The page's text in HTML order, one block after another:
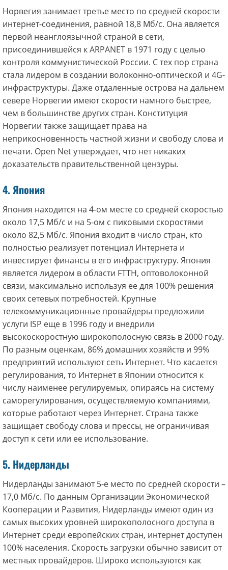
Норвегия занимает третье место по средней скорости
интернет-соединения, равной 18,8 Мб/с. Она является
первой неанглоязычной страной в сети,
присоединившейся к ARPANET в 1971 году с целью
контроля коммунистической России. С тех пор страна
стала лидером в создании волоконно-оптической и 4G-
инфраструктуры. Даже отдаленные острова на дальнем
севере Норвегии имеют скорости намного быстрее,
чем в большинстве других стран. Конституция
Норвегии также защищает права на
неприкосновенность частной жизни и свободу слова и
печати. Open Net утверждает, что нет никаких
доказательств правительственной цензуры.
4. Япония
Япония находится на 4-ом месте со средней скоростью
около 17,5 Мб/с и на 5-ом с пиковыми скоростями
около 82,5 Мб/с. Япония входит в число стран, кто
полностью реализует потенциал Интернета и
инвестирует финансы в его инфраструктуру. Япония
является лидером в области FTTH, оптоволоконной
связи, максимально используя ее для 100% решения
своих сетевых потребностей. Крупные
телекоммуникационные провайдеры предложили
услуги ISP еще в 1996 году и внедрили
высокоскоростную широкополосную связь в 2000 году.
По разным оценкам, 86% домашних хозяйств и 99%
предприятий используют сеть Интернет. Что касается
регулирования, то Интернет в Японии относится к
числу наименее регулируемых, опираясь на систему
саморегулирования, осуществляемую компаниями,
которые работают через Интернет. Страна также
защищает свободу слова и прессы, не ограничивая
доступ к сети или ее использование.
5. Нидерланды
Нидерланды занимают 5-е место по средней скорости –
17,0 Мб/с. По данным Организации Экономической
Кооперации и Развития, Нидерланды имеют один из
самых высоких уровней широкополосного доступа в
Интернет среди европейских стран, интернет доступен
100% населения. Скорость загрузки обычно зависит от
местных провайдеров. Широко используются как